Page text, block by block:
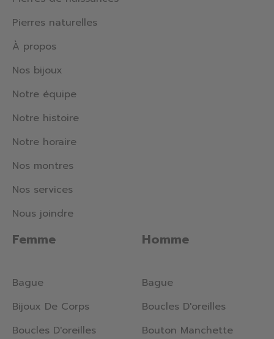
Femme
Bague
Bijoux De Corps
Boucles D'oreilles
Homme
Bague
Boucles D'oreilles
Bouton Manchette
Pierres naturelles
À propos
Nos bijoux
Notre équipe
Notre histoire
Notre horaire
Nos montres
Nos services
Nous joindre